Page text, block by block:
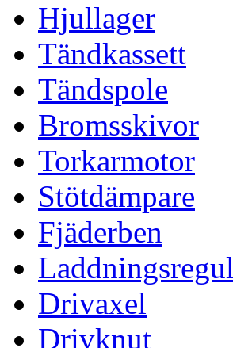
Hjullager
Tändkassett
Tändspole
Bromsskivor
Torkarmotor
Stötdämpare
Fjäderben
Drivaxel
Drivknut